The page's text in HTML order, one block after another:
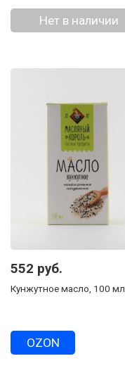
Нет в наличии
552 руб.
Кунжутное масло, 100 мл
OZON